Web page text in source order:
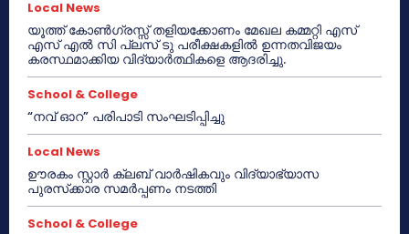
Local News
യൂത്ത് കോൺഗ്രസ്സ് തളിയക്കോണം മേഖല കമ്മറ്റി എസ്
എസ് എൽ സി പ്ലസ് ടു പരീക്ഷകളിൽ ഉന്നതവിജയം
കരസ്ഥമാക്കിയ വിദ്യാർത്ഥികളെ ആദരിച്ചു.
School & College
“നവ് ഓറ” പരിപാടി സംഘടിപ്പിച്ചു
Local News
ഊരകം സ്റ്റാർ ക്ലബ് വാർഷികവും വിദ്യാഭ്യാസ
പുരസ്‌ക്കാര സമർപ്പണം നടത്തി
School & College